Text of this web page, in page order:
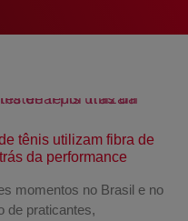
tênis utilizam fibra de
da performance
momentos no Brasil e no
de praticantes,